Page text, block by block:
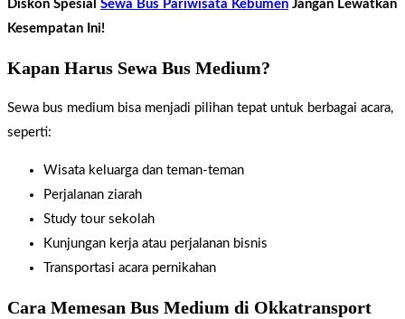
Diskon Spesial Sewa Bus Pariwisata Kebumen Jangan Lewatkan
Kesempatan Ini!
Kapan Harus Sewa Bus Medium?
Sewa bus medium bisa menjadi pilihan tepat untuk berbagai acara,
seperti:
Wisata keluarga dan teman-teman
Perjalanan ziarah
Study tour sekolah
Kunjungan kerja atau perjalanan bisnis
Transportasi acara pernikahan
Cara Memesan Bus Medium di Okkatransport